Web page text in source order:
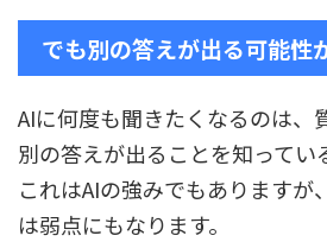
でも別の答えが出る可能性
AIに何度も聞きたくなるのは、
別の答えが出ることを知ってい
これはAIの強みでもありますが
は弱点にもなります。